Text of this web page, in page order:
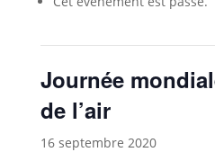
Journée
de l’air
16 septembre 2020